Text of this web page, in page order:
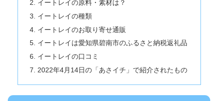
イートレイの原料・素材は？
イートレイの種類
イートレイのお取り寄せ通販
イートレイは愛知県碧南市のふるさと納税返礼品
イートレイの口コミ
2022年4月14日の「あさイチ」で紹介されたもの